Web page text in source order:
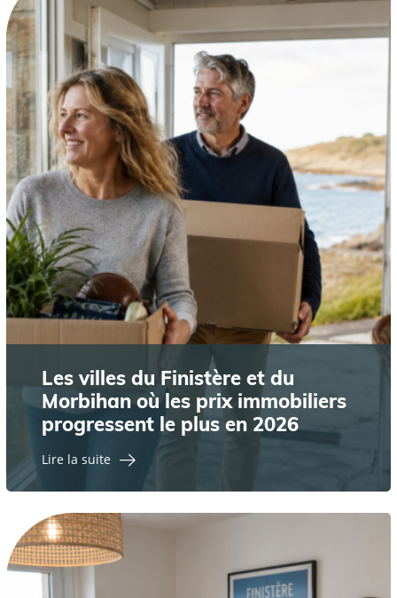
Les villes du Finistère et du
Morbihan où les prix immobiliers
progressent le plus en 2026
Lire la suite